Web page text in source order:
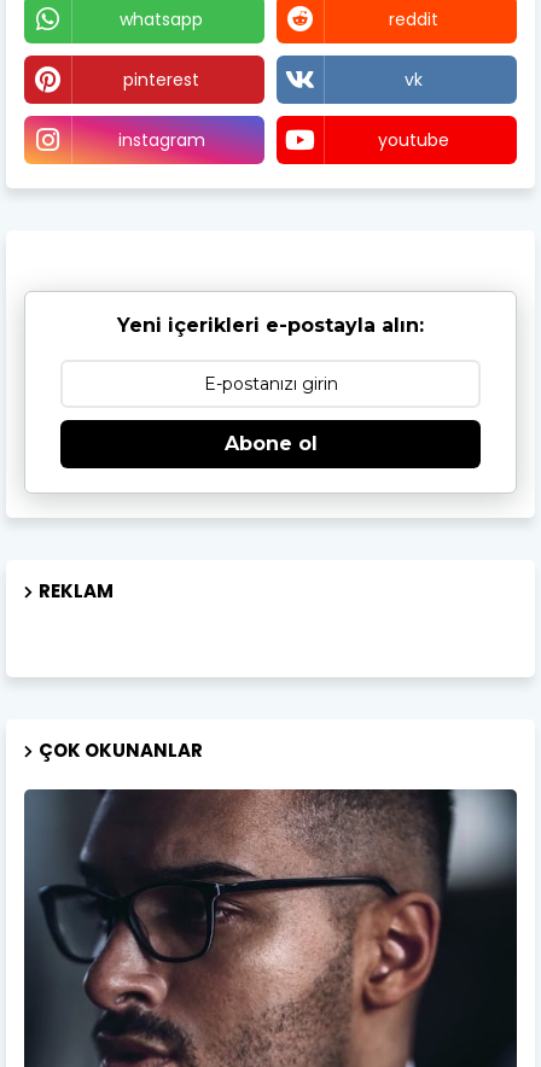
whatsapp reddit
pinterest vk
instagram youtube
Yeni içerikleri e-postayla alın:
Abone ol
REKLAM
ÇOK OKUNANLAR